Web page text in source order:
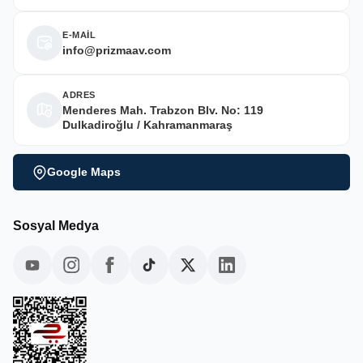
E-MAİL
info@prizmaav.com
ADRES
Menderes Mah. Trabzon Blv. No: 119
Dulkadiroğlu / Kahramanmaraş
Google Maps
Sosyal Medya